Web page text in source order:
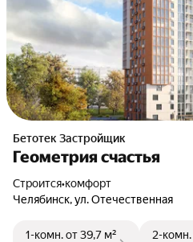
Бетотек Застройщик
Геометрия счастья
Строится•комфорт
Челябинск, ул. Отечественная
1-комн.от 39,7 м²
2-комн.